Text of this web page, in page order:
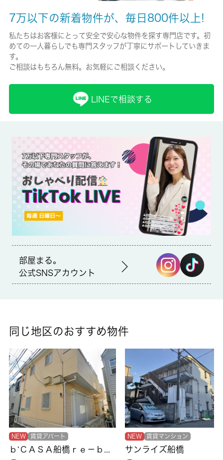
保険加入/料金
有/26680円
保険名/保険期間
-/2年
保証会社の利用 利用料の100％～120％
賃貸区分/契約期間
一般/-
取引形態
備考
望しているライフスタイルを叶えることができるでしょう。
7万以下の新着物件が、毎日800件以上!
私たちはお客様にとって安全で安心な物件を探す専門店です。初
めての一人暮らしでも専門スタッフが丁寧にサポートしていきま
す。
ご相談はもちろん無料。お気軽にご相談ください。
LINEで相談する
部屋まる。
公式SNSアカウント
同じ地区のおすすめ物件
NEW 賃貸アパート NEW 賃貸マンション
サンライズ船橋